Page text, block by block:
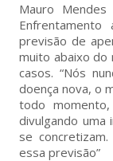
Mauro
previsão de
muito abaixo do
casos. “Nós
doença nova, o
todo
divulgando uma
se
essa previsão”